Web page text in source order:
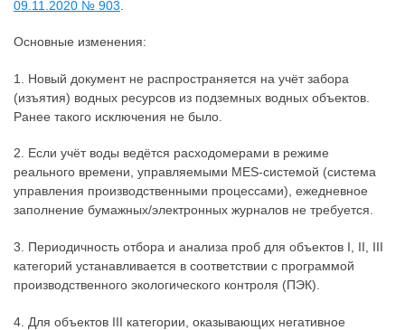
09.11.2020 № 903
Основные изменения:
1. Новый документ не распространяется на учёт забора
(изъятия) водных ресурсов из подземных водных объектов.
Ранее такого исключения не было.
2. Если учёт воды ведётся расходомерами в режиме
реального времени, управляемыми MES-системой (система
управления производственными процессами), ежедневное
заполнение бумажных/электронных журналов не требуется.
3. Периодичность отбора и анализа проб для объектов I, II, III
категорий устанавливается в соответствии с программой
производственного экологического контроля (ПЭК).
4. Для объектов III категории, оказывающих негативное